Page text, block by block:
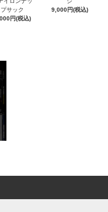
プサック
円(税込)
9,000円(税込)